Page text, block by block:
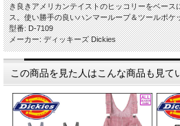
き良きアメリカンテイストのヒッコリーをベース
ス。使い勝手の良いハンマーループ＆ツールポケ
型番: D-7109
メーカー: ディッキーズ Dickies
この商品を見た人はこんな商品も見て